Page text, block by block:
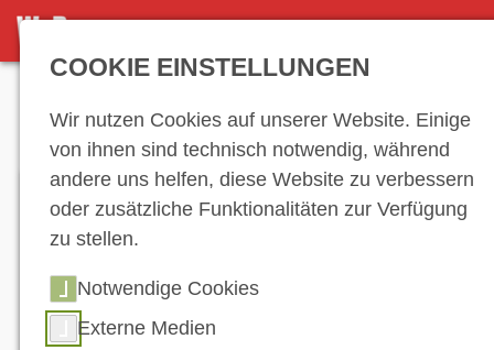
DETAILSEITE
COOKIE EINSTELLUNGEN
Wir nutzen Cookies auf unserer Website. Einige
von ihnen sind technisch notwendig, während
andere uns helfen, diese Website zu verbessern
oder zusätzliche Funktionalitäten zur Verfügung
zu stellen.
Notwendige Cookies
Externe Medien